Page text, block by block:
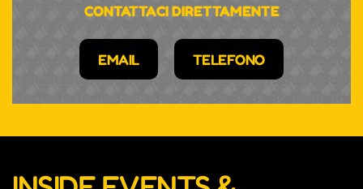
CONTATTACI DIRETTAMENTE
EMAIL TELEFONO